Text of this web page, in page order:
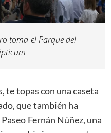
toma el Parque del
te topas con una caseta
que también ha
Fernán Núñez, una